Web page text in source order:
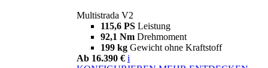
Multistrada V2
115,6 PS Leistung
92,1 Nm Drehmoment
199 kg Gewicht ohne Kraftstoff
Ab 16.390 € i